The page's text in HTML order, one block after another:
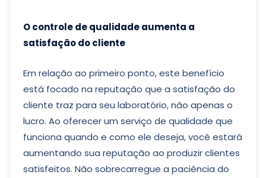
O controle de qualidade aumenta a
satisfação do cliente
Em relação ao primeiro ponto, este benefício
está focado na reputação que a satisfação do
cliente traz para seu laboratório, não apenas o
lucro. Ao oferecer um serviço de qualidade que
funciona quando e como ele deseja, você estará
aumentando sua reputação ao produzir clientes
satisfeitos. Não sobrecarregue a paciência do